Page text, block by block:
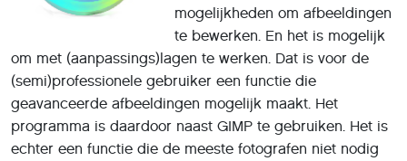
mogelijkheden om afbeeldingen
te bewerken. En het is mogelijk
om met (aanpassings)lagen te werken. Dat is voor de
(semi)professionele gebruiker een functie die
geavanceerde afbeeldingen mogelijk maakt. Het
programma is daardoor naast GIMP te gebruiken. Het is
echter een functie die de meeste fotografen niet nodig